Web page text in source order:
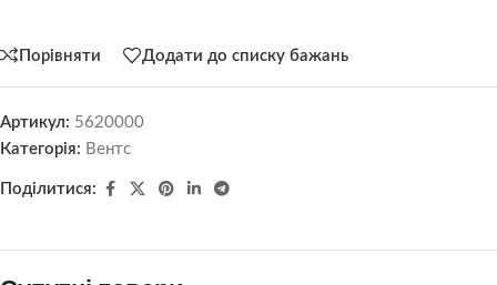
Порівняти Додати до списку бажань
Артикул: 5620000
Категорія: Вентс
Поділитися: